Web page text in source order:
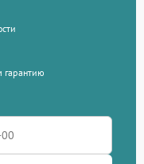
гарантию